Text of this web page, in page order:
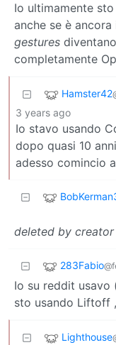
Io ultimamente
anche se è
gestures
completamente
Hamster42
3 years ago
Io stavo usando
dopo quasi 10
adesso comincio
deleted by creator
283Fabio
Io su reddit usavo
sto usando Liftoff
Lighthouse